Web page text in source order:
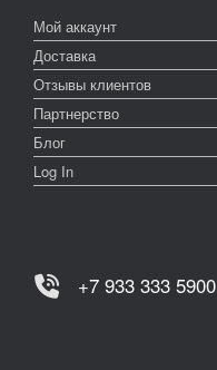
Мой аккаунт
Доставка
Отзывы клиентов
Партнерство
Блог
Log In
+7 933 333 5900